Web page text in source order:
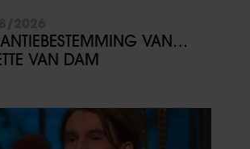
VAN…
VAN DAM